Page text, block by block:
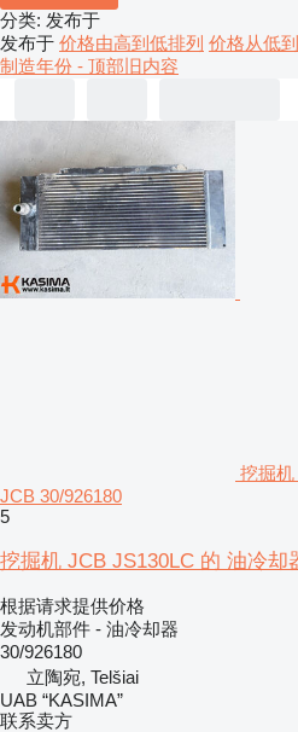
分类: 发布于
发布于 价格由高到低排列 价格从低
制造年份 - 顶部旧内容
挖掘
JCB 30/926180
5
挖掘机 JCB JS130LC 的 油冷却
根据请求提供价格
发动机部件 - 油冷却器
30/926180
立陶宛, Telšiai
UAB “KASIMA”
联系卖方